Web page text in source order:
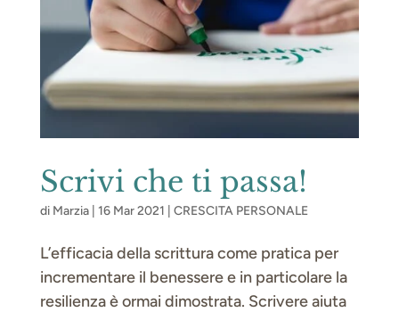
Scrivi che ti passa!
di Marzia| 16 Mar 2021 CRESCITA PERSONALE
L’efficacia della scrittura come pratica per
incrementare il benessere e in particolare la
resilienza è ormai dimostrata. Scrivere aiuta